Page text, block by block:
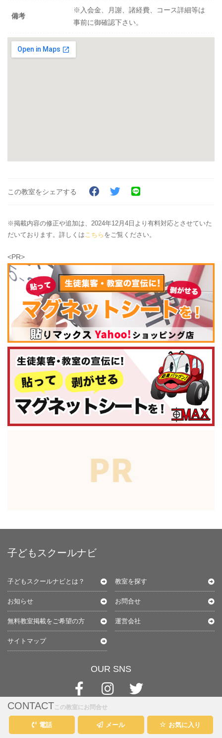
備考
※入会金、月謝、諸経費、コース詳細等は
事前に御確認下さい。
この教室をシェアする
※掲載内容の修正や追加は、2024年12月4日より有料対応とさせていた
だいております。詳しくは こちら をご覧ください。
<PR>
CONTACTこの教室にお問合せ
電話 メール お気に入り
子どもスクールナビ
子どもスクールナビとは？ 教室を探す
お知らせ お問合せ
無料教室掲載をご希望の方 運営会社
サイトマップ
OUR SNS
@kids-schoolnavi